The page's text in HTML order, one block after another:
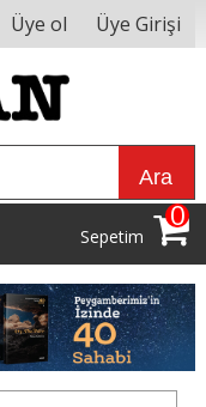
Üye ol Üye Girişi
Ara
Sepetim
0